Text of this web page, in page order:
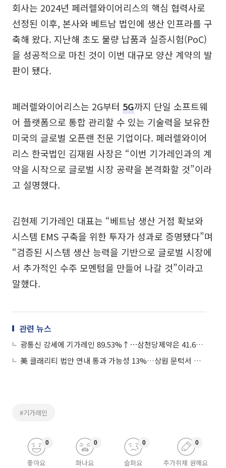
회사는 2024년 페러렐와이어리스의 핵심 협력사로
선정된 이후, 본사와 베트남 법인에 생산 인프라를 구
축해 왔다. 지난해 초도 물량 납품과 실증시험(PoC)
을 성공적으로 마친 것이 이번 대규모 양산 계약의 발
판이 됐다.
페러렐와이어리스는 2G부터 5G까지 단일 소프트웨
어 플랫폼으로 통합 관리할 수 있는 기술력을 보유한
미국의 글로벌 오픈랜 전문 기업이다. 페러렐와이어
리스 한국법인 김재원 사장은 “이번 기가레인과의 계
약을 시작으로 글로벌 시장 공략을 본격화할 것”이라
고 설명했다.
김현제 기가레인 대표는 “베트남 생산 거점 확보와
시스템 EMS 구축을 위한 투자가 성과로 증명됐다”며
“검증된 시스템 생산 능력을 기반으로 글로벌 시장에
서 추가적인 수주 모멘텀을 만들어 나갈 것”이라고
말했다.
관련 뉴스
광통신 강세에 기가레인 89.53%↑⋯삼천당제약은 41.67%↓
美 클래리티 법안 연내 통과 가능성 13%…상원 문턱서 제동
#기가레인
좋아요
0
화나요
0
슬퍼요
0
추가취재 원해요
0